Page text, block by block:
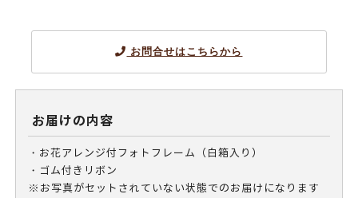
お問合せはこちらから
お届けの内容
・お花アレンジ付フォトフレーム（白箱入り）
・ゴム付きリボン
※お写真がセットされていない状態でのお届けになります